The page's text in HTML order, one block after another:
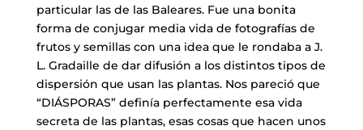
particular las de las Baleares. Fue una bonita
forma de conjugar media vida de fotografías de
frutos y semillas con una idea que le rondaba a J.
L. Gradaille de dar difusión a los distintos tipos de
dispersión que usan las plantas. Nos pareció que
“DIÁSPORAS” definía perfectamente esa vida
secreta de las plantas, esas cosas que hacen unos